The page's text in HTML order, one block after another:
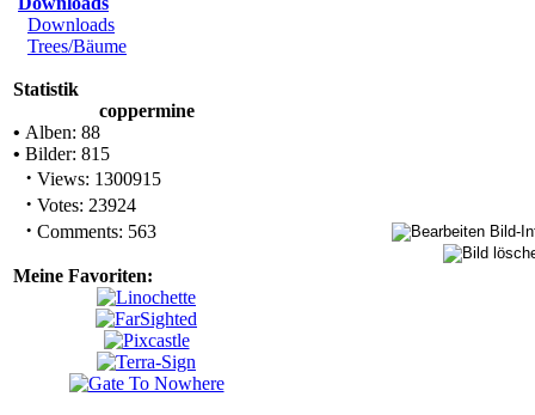
Downloads
Trees/Bäume
Statistik
coppermine
• Alben: 88
• Bilder: 815
· Views: 1300915
· Votes: 23924
· Comments: 563
Meine Favoriten: